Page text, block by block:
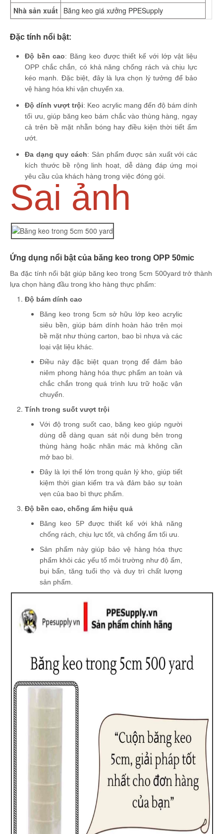
Nhà sản xuất Băng keo giá xưởng PPESupply
Đặc tính nổi bật:
Độ bền cao: Băng keo được thiết kế với lớp vật liệu
OPP chắc chắn, có khả năng chống rách và chịu lực
kéo mạnh. Đặc biệt, đây là lựa chọn lý tưởng để bảo
vệ hàng hóa khi vận chuyển xa.
Độ dính vượt trội: Keo acrylic mang đến độ bám dính
tối ưu, giúp băng keo bám chắc vào thùng hàng, ngay
cả trên bề mặt nhẵn bóng hay điều kiện thời tiết ẩm
ướt.
Đa dạng quy cách: Sản phẩm được sản xuất với các
kích thước bề rộng linh hoạt, dễ dàng đáp ứng mọi
yêu cầu của khách hàng trong việc đóng gói.
Sai ảnh
Ứng dụng nổi bật của băng keo trong OPP 50mic
Ba đặc tính nổi bật giúp băng keo trong 5cm 500yard trở thành
lựa chọn hàng đầu trong kho hàng thực phẩm:
Độ bám dính cao
Băng keo trong 5cm sở hữu lớp keo acrylic
siêu bền, giúp bám dính hoàn hảo trên mọi
bề mặt như thùng carton, bao bì nhựa và các
loại vật liệu khác.
Điều này đặc biệt quan trọng để đảm bảo
niêm phong hàng hóa thực phẩm an toàn và
chắc chắn trong quá trình lưu trữ hoặc vận
chuyển.
Tính trong suốt vượt trội
Với độ trong suốt cao, băng keo giúp người
dùng dễ dàng quan sát nội dung bên trong
thùng hàng hoặc nhãn mác mà không cần
mở bao bì.
Đây là lợi thế lớn trong quản lý kho, giúp tiết
kiệm thời gian kiểm tra và đảm bảo sự toàn
vẹn của bao bì thực phẩm.
Độ bền cao, chống ẩm hiệu quả
Băng keo 5P được thiết kế với khả năng
chống rách, chịu lực tốt, và chống ẩm tối ưu.
Sản phẩm này giúp bảo vệ hàng hóa thực
phẩm khỏi các yếu tố môi trường như độ ẩm,
bụi bẩn, tăng tuổi thọ và duy trì chất lượng
sản phẩm.